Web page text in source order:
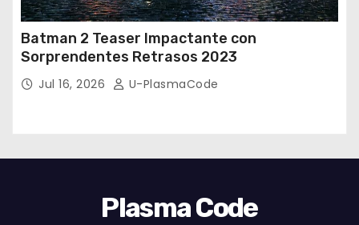
Batman 2 Teaser Impactante con
Sorprendentes Retrasos 2023
Jul 16, 2026 U-PlasmaCode
Plasma Code